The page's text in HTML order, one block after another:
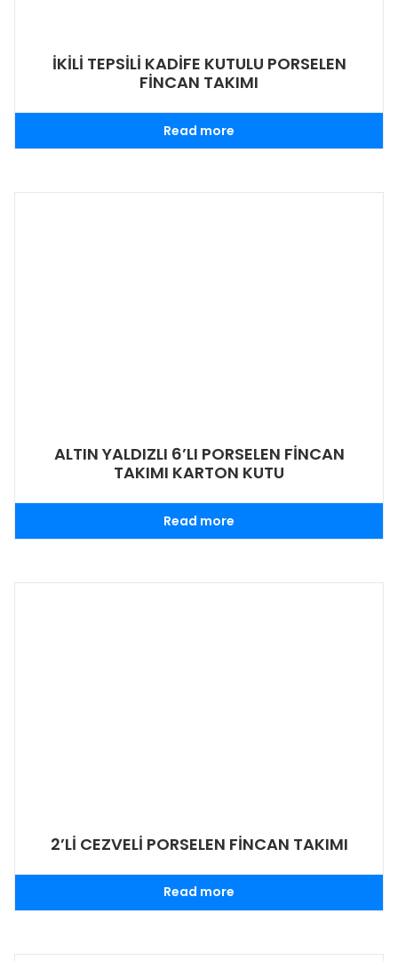
İKİLİ TEPSİLİ KADİFE KUTULU PORSELEN
FİNCAN TAKIMI
Read more
ALTIN YALDIZLI 6’LI PORSELEN FİNCAN
TAKIMI KARTON KUTU
Read more
2’Lİ CEZVELİ PORSELEN FİNCAN TAKIMI
Read more